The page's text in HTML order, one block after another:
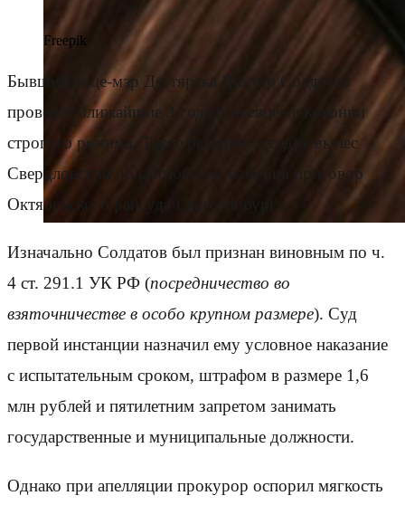
Freepik
Бывший вице-мэр Дегтярска Виктор Солдатов
проведёт ближайшие 3 года 6 месяцев в колонии
строгого режима. Такое решение сегодня вынес
Свердловский областной суд, изменив приговор
Октябрьского райсуда Екатеринбурга.
Изначально Солдатов был признан виновным по ч.
4 ст. 291.1 УК РФ (посредничество во
взяточничестве в особо крупном размере). Суд
первой инстанции назначил ему условное наказание
с испытательным сроком, штрафом в размере 1,6
млн рублей и пятилетним запретом занимать
государственные и муниципальные должности.
Однако при апелляции прокурор оспорил мягкость